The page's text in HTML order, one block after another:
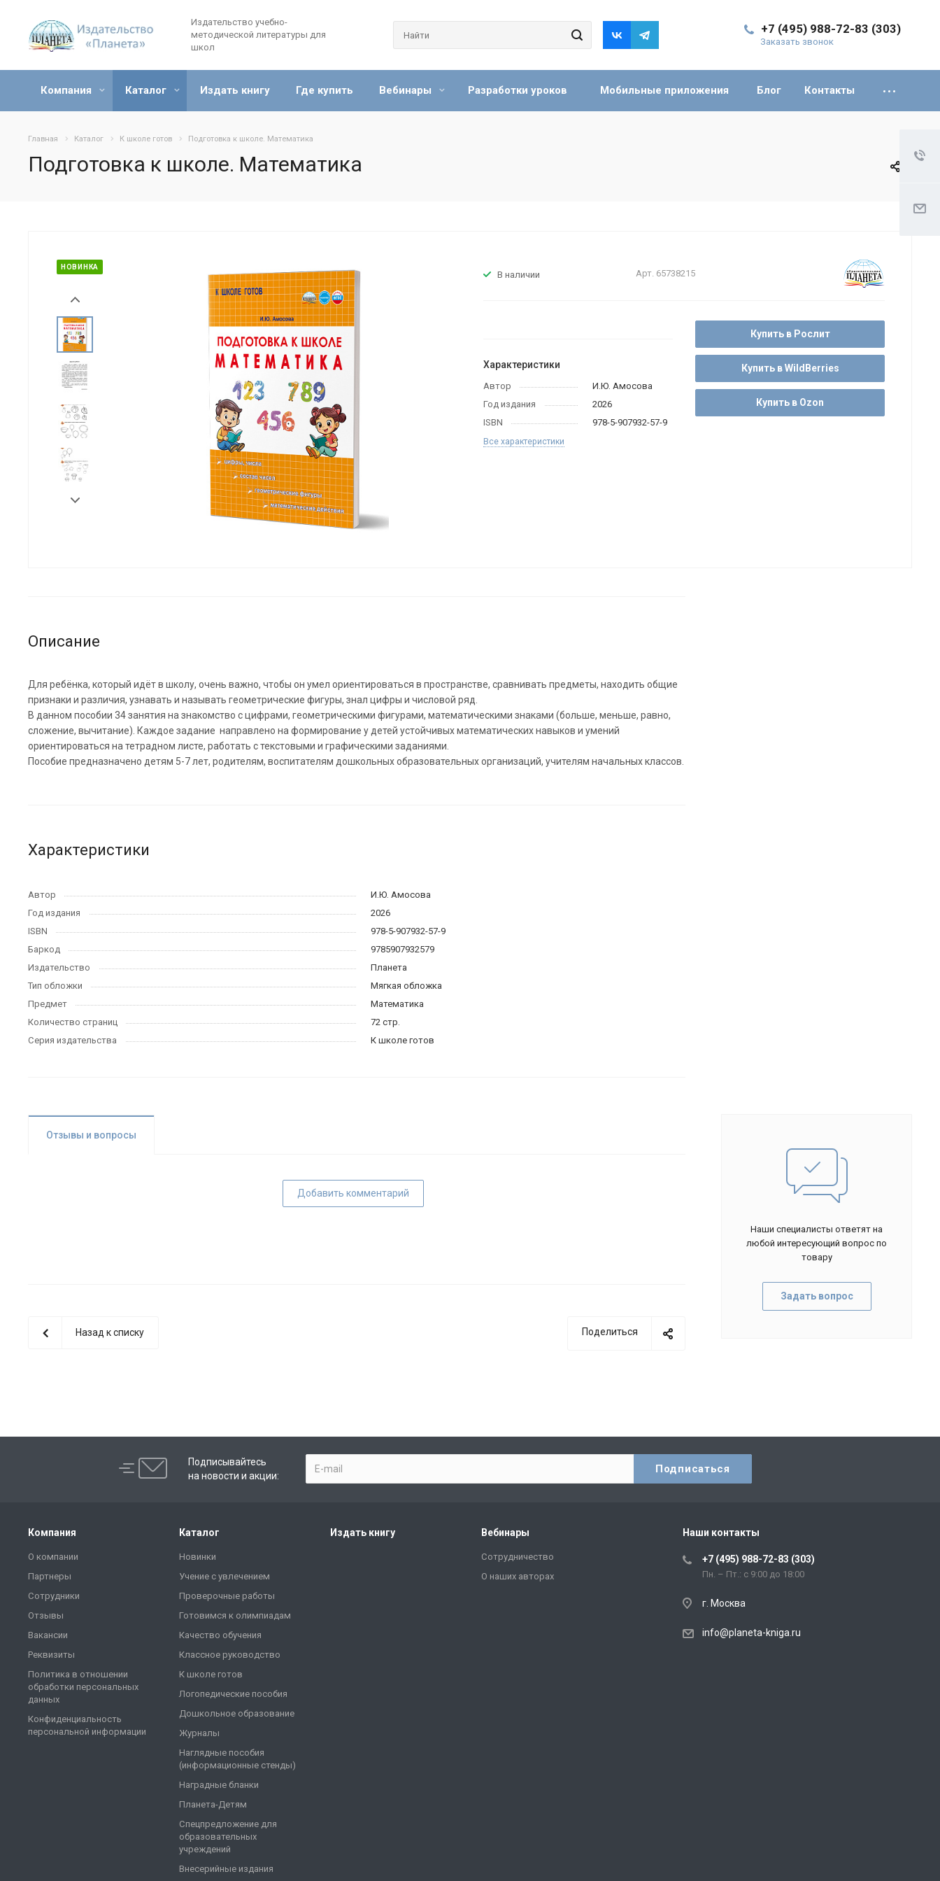
Издательство учебно-
методической литературы для
школ
+7 (495) 988-72-83 (303)
Заказать звонок
Компания Каталог Издать книгу Где купить Вебинары Разработки уроков Мобильные приложения Блог Контакты
Главная Каталог К школе готов Подготовка к школе. Математика
Подготовка к школе. Математика
НОВИНКА
В наличии Арт. 65738215
Характеристики
Автор
И.Ю. Амосова
Год издания
2026
ISBN
978-5-907932-57-9
Все характеристики
Купить в Рослит
Купить в WildBerries
Купить в Ozon
Описание
Для ребёнка, который идёт в школу, очень важно, чтобы он умел ориентироваться в пространстве, сравнивать предметы, находить общие
признаки и различия, узнавать и называть геометрические фигуры, знал цифры и числовой ряд.
В данном пособии 34 занятия на знакомство с цифрами, геометрическими фигурами, математическими знаками (больше, меньше, равно,
сложение, вычитание). Каждое задание направлено на формирование у детей устойчивых математических навыков и умений
ориентироваться на тетрадном листе, работать с текстовыми и графическими заданиями.
Пособие предназначено детям 5-7 лет, родителям, воспитателям дошкольных образовательных организаций, учителям начальных классов.
Характеристики
Автор
И.Ю. Амосова
Год издания
2026
ISBN
978-5-907932-57-9
Баркод
9785907932579
Издательство
Планета
Тип обложки
Мягкая обложка
Предмет
Математика
Количество страниц
72 стр.
Серия издательства
К школе готов
Отзывы и вопросы
Добавить комментарий
Наши специалисты ответят на
любой интересующий вопрос по
товару
Задать вопрос
Поделиться
Назад к списку
Подписывайтесь
на новости и акции:
Компания
О компании
Партнеры
Сотрудники
Отзывы
Вакансии
Реквизиты
Политика в отношении
обработки персональных
данных
Конфиденциальность
персональной информации
Каталог
Новинки
Учение с увлечением
Проверочные работы
Готовимся к олимпиадам
Качество обучения
Классное руководство
К школе готов
Логопедические пособия
Дошкольное образование
Журналы
Наглядные пособия
(информационные стенды)
Наградные бланки
Планета-Детям
Спецпредложение для
образовательных
учреждений
Внесерийные издания
Издать книгу Вебинары
Сотрудничество
О наших авторах
Наши контакты
+7 (495) 988-72-83 (303)
Пн. – Пт.: с 9:00 до 18:00
г. Москва
info@planeta-kniga.ru